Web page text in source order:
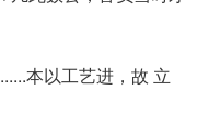
本以工艺进，故 立